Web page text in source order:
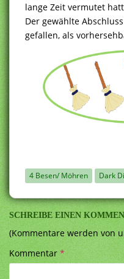
lange Zeit vermutet
Der gewählte
gefallen, als
4 Besen/ Möhren Dark
SCHREIBE EINEN
(Kommentare werden von
Kommentar*